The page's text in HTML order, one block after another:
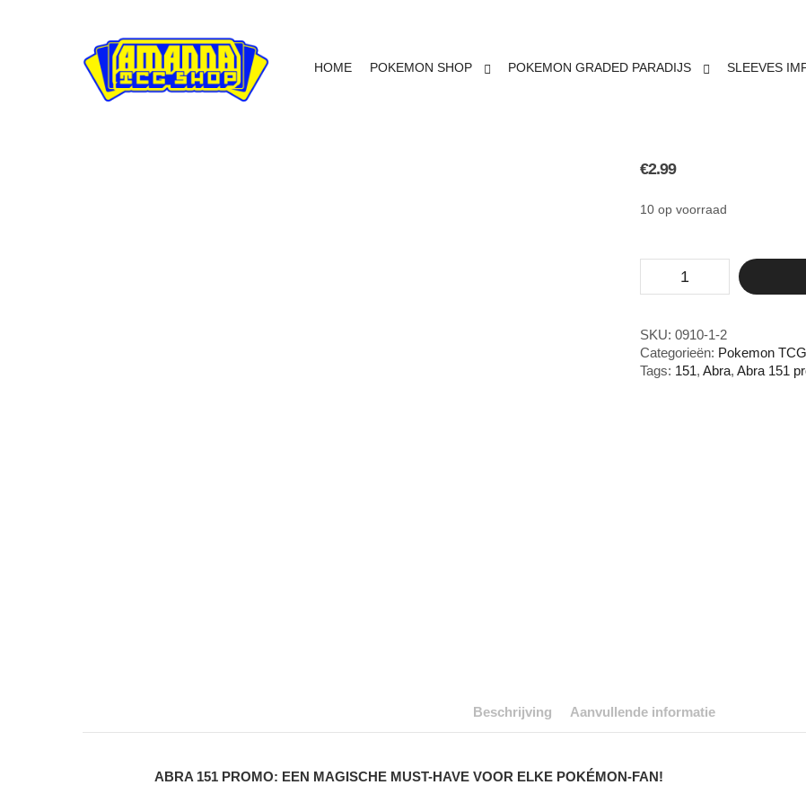
HOME POKEMON SHOP POKEMON GRADED PARADIJS SLEEVES
€2.99
10 op voorraad
promo
SKU:0910-1-2
Categorieën: Pokemon
Tags: 151,Abra,Abra 151
Beschrijving Aanvullende informatie
ABRA 151 PROMO: EEN MAGISCHE MUST-HAVE VOOR ELKE POKÉMON-FAN!